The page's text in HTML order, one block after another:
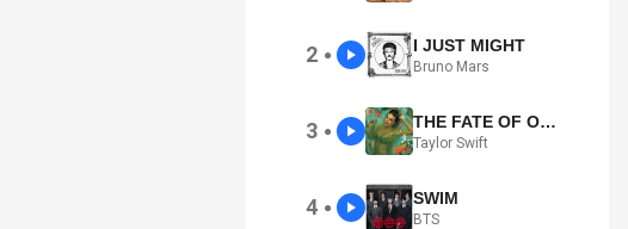
2 ● I JUST MIGHT
Bruno Mars
3 ● THE FATE OF OPHELIA
Taylor Swift
4 ● SWIM
BTS